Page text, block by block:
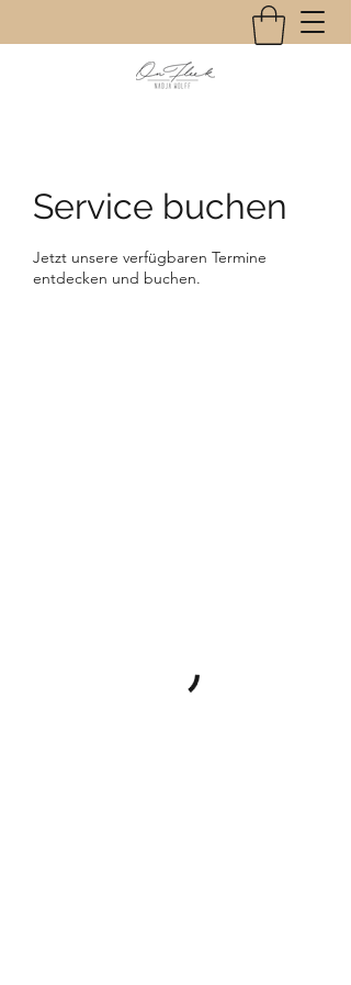
Service buchen
Jetzt unsere verfügbaren Termine
entdecken und buchen.